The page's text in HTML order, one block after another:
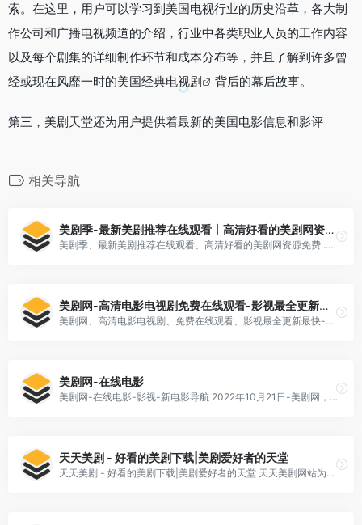
索。在这里，用户可以学习到美国电视行业的历史沿革，各大制
作公司和广播电视频道的介绍，行业中各类职业人员的工作内容
以及每个剧集的详细制作环节和成本分布等，并且了解到许多曾
经或现在风靡一时的美国经典电视剧 背后的幕后故事。
第三，美剧天堂还为用户提供着最新的美国电影信息和影评
相关导航
美剧季-最新美剧推荐在线观看丨高清好看的美剧网资源免费
美剧季、最新美剧推荐在线观看、高清好看的美剧网资源免费... 美剧季,全宇宙最好看的美剧网站,看美剧的好选择,大尺度美剧随便看,最丰富的美剧排行榜,最棒的美剧推荐,尊贵的手机用户享有高清、流畅、无广告的观看体验。
美剧网-高清电影电视剧免费在线观看-影视最全更新最快
美剧网、高清电影电视剧、免费在线观看、影视最全更新最快-美... 美剧网是百度影音资源和迅雷高清下载资源的电影网,提供最全的热播电影大片,最新电视剧,韩国电视剧、香港TVB电视剧、韩剧、日剧、美剧、综艺的在线观看/迅雷下载,百度影音高清...
美剧网-在线电影
美剧网-在线电影-影视-新电影导航 2022年10月21日-美剧网，提供美剧网官网最新网址，美剧网是一个在线电影网站，meiju5被新电影导航收录于在线电影-影视栏目中。美剧网携手爱美剧，天天美剧，美剧天堂...
天天美剧 - 好看的美剧下载|美剧爱好者的天堂
天天美剧 - 好看的美剧下载|美剧爱好者的天堂 天天美剧网站为全球的美剧爱好者们提供美剧的下载地址,最新资讯,热门评论,在线观看等服务,天天美剧网,美剧爱好者的天堂。